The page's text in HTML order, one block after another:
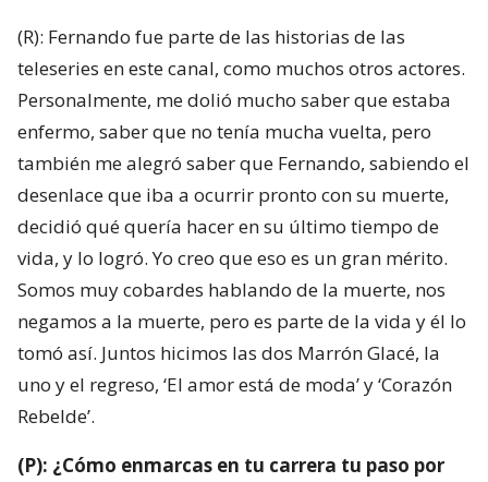
(R): Fernando fue parte de las historias de las
teleseries en este canal, como muchos otros actores.
Personalmente, me dolió mucho saber que estaba
enfermo, saber que no tenía mucha vuelta, pero
también me alegró saber que Fernando, sabiendo el
desenlace que iba a ocurrir pronto con su muerte,
decidió qué quería hacer en su último tiempo de
vida, y lo logró. Yo creo que eso es un gran mérito.
Somos muy cobardes hablando de la muerte, nos
negamos a la muerte, pero es parte de la vida y él lo
tomó así. Juntos hicimos las dos Marrón Glacé, la
uno y el regreso, ‘El amor está de moda’ y ‘Corazón
Rebelde’.
(P): ¿Cómo enmarcas en tu carrera tu paso por